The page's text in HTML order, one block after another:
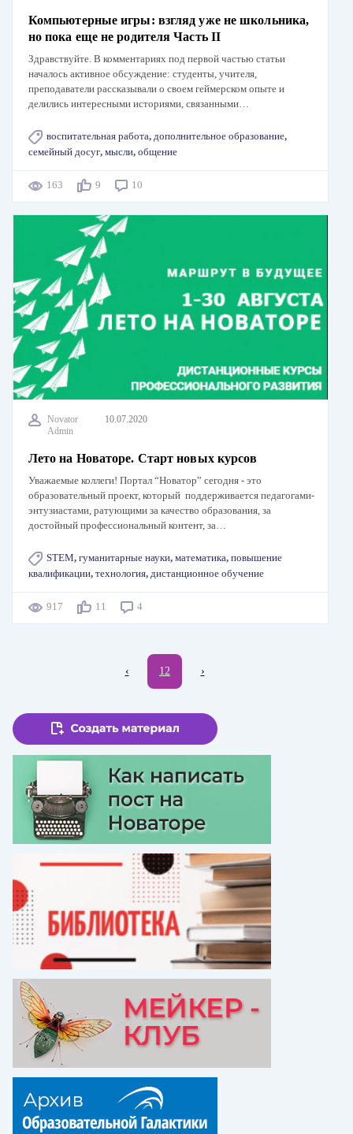
Компьютерные игры: взгляд уже не школьника,
но пока еще не родителя Часть II
Здравствуйте. В комментариях под первой частью статьи
началось активное обсуждение: студенты, учителя,
преподаватели рассказывали о своем геймерском опыте и
делились интересными историями, связанными…
воспитательная работа, дополнительное образование,
семейный досуг, мысли, общение
163 9 10
Novator
Admin
10.07.2020
Лето на Новаторе. Старт новых курсов
Уважаемые коллеги! Портал “Новатор” сегодня - это
образовательный проект, который поддерживается педагогами-
энтузиастами, ратующими за качество образования, за
достойный профессиональный контент, за…
STEM, гуманитарные науки, математика, повышение
квалификации, технология, дистанционное обучение
917 11 4
←
‹ Текущая
12 Следующая
›